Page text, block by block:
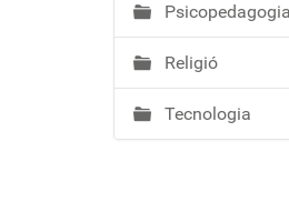
Psicopedagogia
Religió
Tecnologia